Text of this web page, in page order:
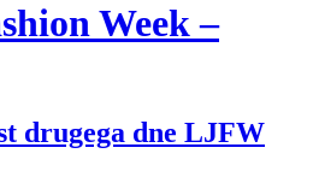
Week –
drugega dne LJFW